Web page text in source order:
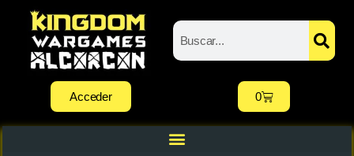
Acceder 0